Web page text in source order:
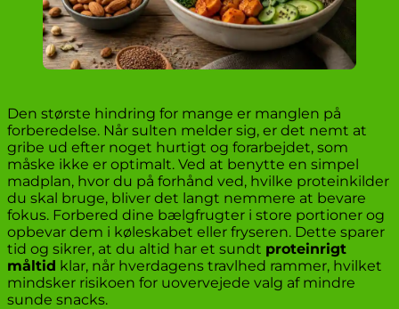
Den største hindring for mange er manglen på
forberedelse. Når sulten melder sig, er det nemt at
gribe ud efter noget hurtigt og forarbejdet, som
måske ikke er optimalt. Ved at benytte en simpel
madplan, hvor du på forhånd ved, hvilke proteinkilder
du skal bruge, bliver det langt nemmere at bevare
fokus. Forbered dine bælgfrugter i store portioner og
opbevar dem i køleskabet eller fryseren. Dette sparer
tid og sikrer, at du altid har et sundt proteinrigt
måltid klar, når hverdagens travlhed rammer, hvilket
mindsker risikoen for uovervejede valg af mindre
sunde snacks.